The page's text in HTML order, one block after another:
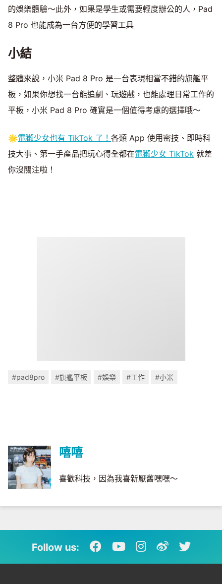
的娛樂體驗～此外，如果是學生或需要輕度辦公的人，Pad
8 Pro 也能成為一台方便的學習工具
小結
整體來說，小米 Pad 8 Pro 是一台表現相當不錯的旗艦平
板，如果你想找一台能追劇、玩遊戲，也能處理日常工作的
平板，小米 Pad 8 Pro 確實是一個值得考慮的選擇哦～
🌟電獺少女也有 TikTok 了！ 各類 App 使用密技、即時科
技大事、第一手產品把玩心得全都在電獺少女 TikTok 就差
你沒關注啦！
#pad8pro #旗艦平板 #娛樂 #工作 #小米
嘻嘻
喜歡科技，因為我喜新厭舊嘿嘿～
Follow us: